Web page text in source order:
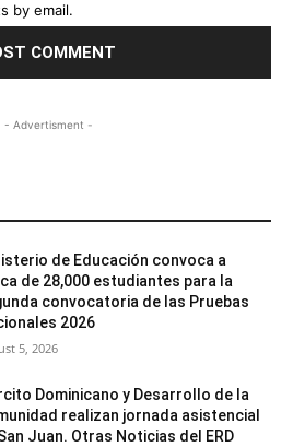
by email.
- Advertisment -
de Educación convoca a
de 28,000 estudiantes para la
convocatoria de las Pruebas
2026
5, 2026
Dominicano y Desarrollo de la
realizan jornada asistencial
Juan. Otras Noticias del ERD